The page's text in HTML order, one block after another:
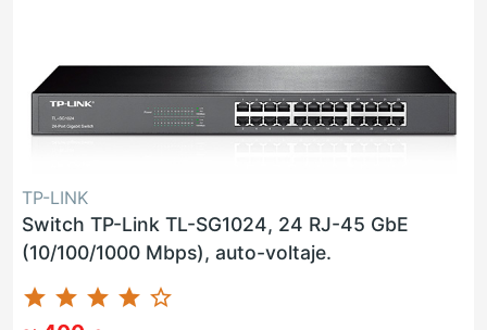
TP-LINK
Switch TP-Link TL-SG1024, 24 RJ-45 GbE
(10/100/1000 Mbps), auto-voltaje.
star star star star star_border